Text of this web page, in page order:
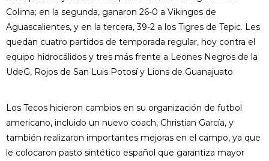
Colima; en la segunda, ganaron 26-0 a Vikingos de
Aguascalientes, y en la tercera, 39-2 a los Tigres de Tepic. Les
quedan cuatro partidos de temporada regular, hoy contra el
equipo hidrocálidos y tres más frente a Leones Negros de la
UdeG, Rojos de San Luis Potosí y Lions de Guanajuato
Los Tecos hicieron cambios en su organización de futbol
americano, incluido un nuevo coach, Christian García, y
también realizaron importantes mejoras en el campo, ya que
le colocaron pasto sintético español que garantiza mayor